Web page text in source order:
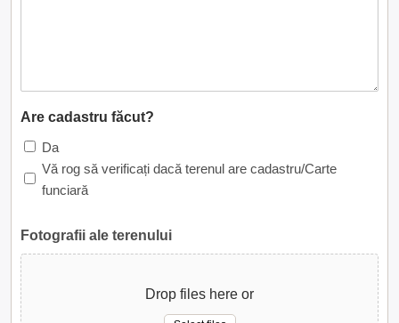
Are cadastru făcut?
Da
Vă rog să verificați dacă terenul are cadastru/Carte
funciară
Fotografii ale terenului
Drop files here or